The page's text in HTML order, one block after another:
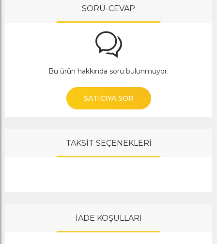
SORU-CEVAP
Bu ürün hakkında soru bulunmuyor.
SATICIYA SOR
TAKSİT SEÇENEKLERİ
İADE KOŞULLARI